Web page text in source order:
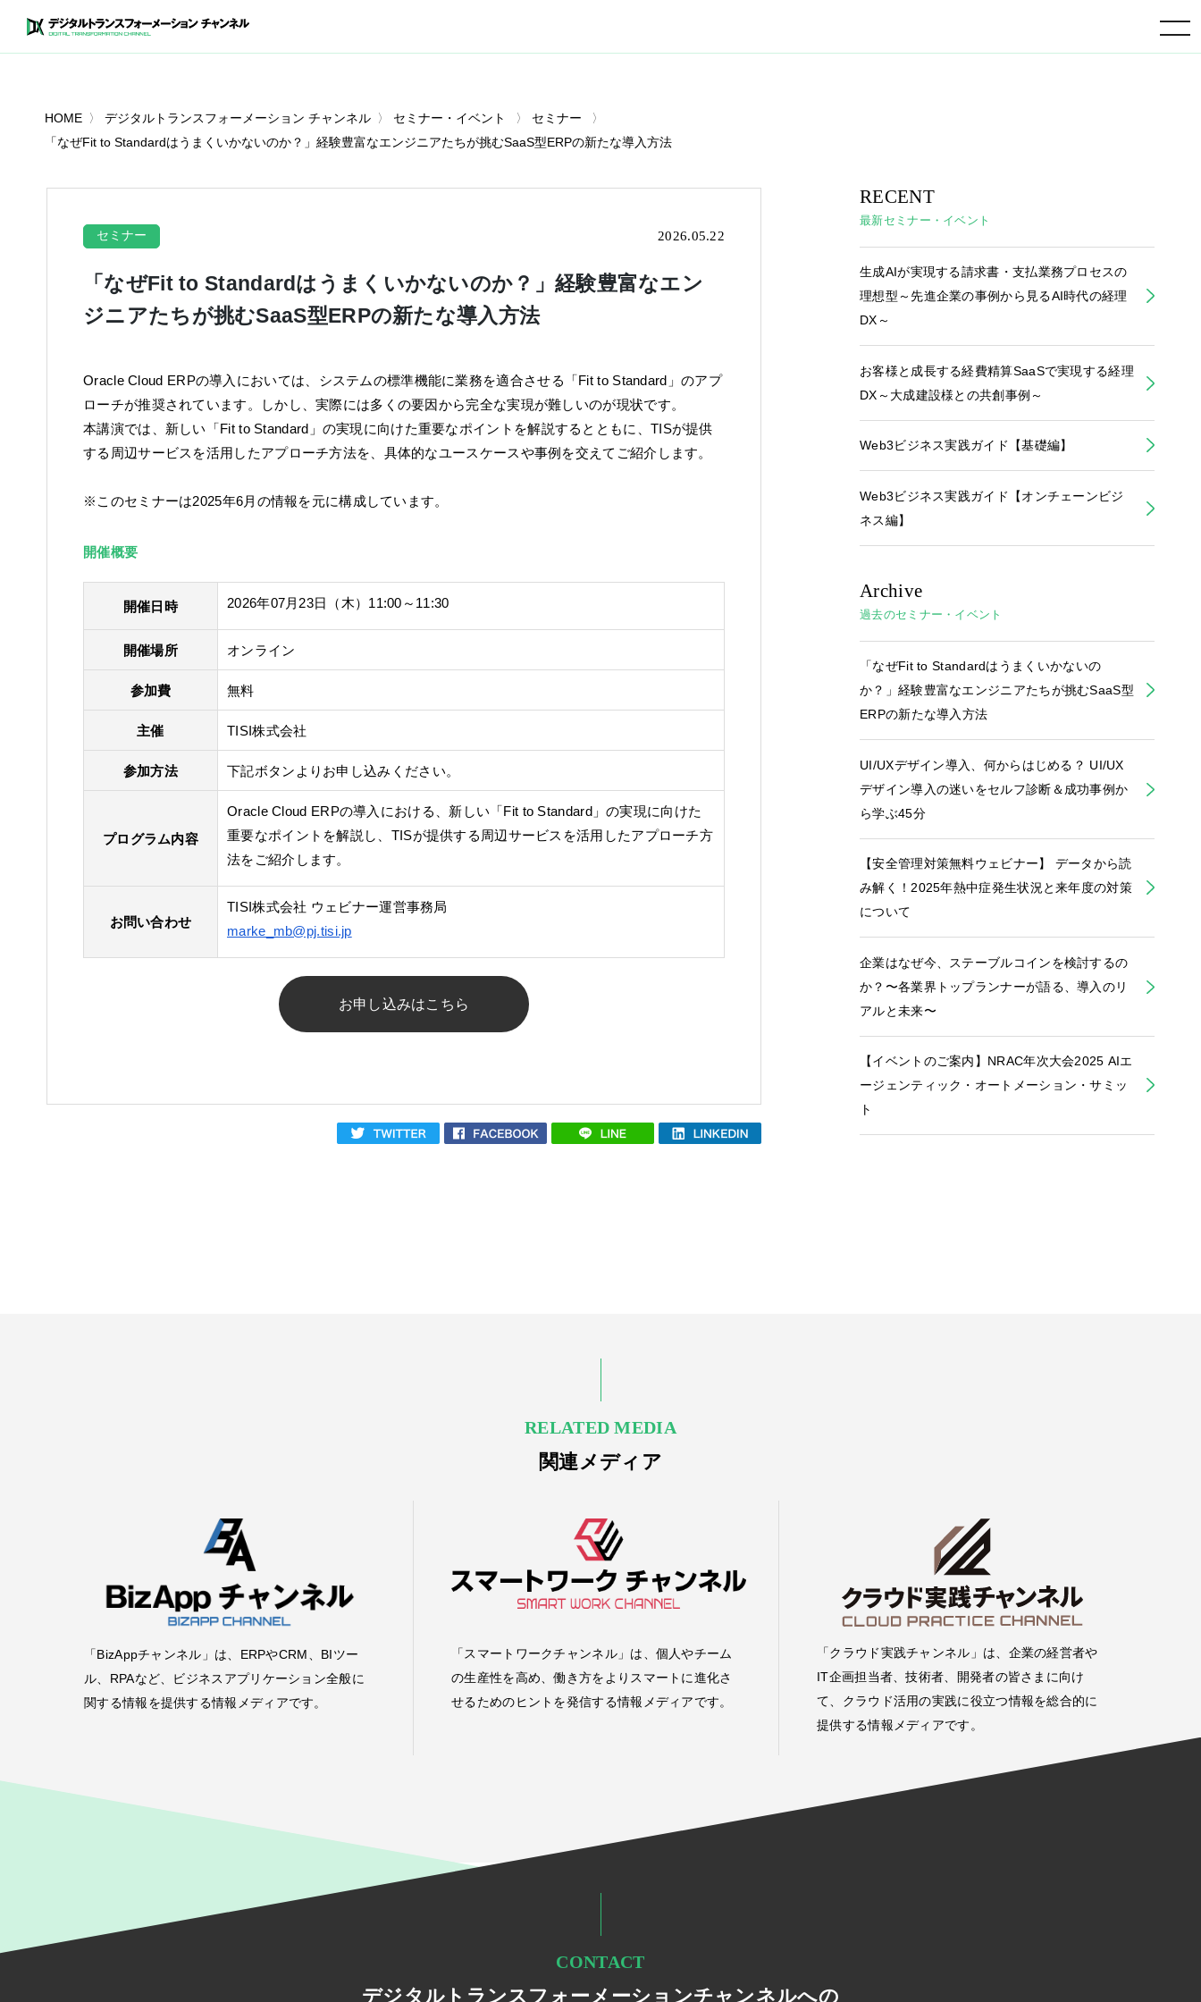
toggle navigation
HOME デジタルトランスフォーメーション チャンネル セミナー・イベント
セミナー
「なぜFit to Standardはうまくいかないのか？」経験豊富なエンジニアたちが挑むSaaS型ERPの新たな導入方法
セミナー 2026.05.22
「なぜFit to Standardはうまくいかないのか？」経験豊富なエン
ジニアたちが挑むSaaS型ERPの新たな導入方法
Oracle Cloud ERPの導入においては、システムの標準機能に業務を適合させる「Fit to Standard」のアプ
ローチが推奨されています。しかし、実際には多くの要因から完全な実現が難しいのが現状です。
本講演では、新しい「Fit to Standard」の実現に向けた重要なポイントを解説するとともに、TISが提供
する周辺サービスを活用したアプローチ方法を、具体的なユースケースや事例を交えてご紹介します。
※このセミナーは2025年6月の情報を元に構成しています。
開催概要
開催日時 2026年07月23日（木）11:00～11:30
開催場所 オンライン
参加費 無料
主催 TISI株式会社
参加方法 下記ボタンよりお申し込みください。
プログラム内容
Oracle Cloud ERPの導入における、新しい「Fit to Standard」の実現に向けた
重要なポイントを解説し、TISが提供する周辺サービスを活用したアプローチ方
法をご紹介します。
お問い合わせ
TISI株式会社 ウェビナー運営事務局
marke_mb@pj.tisi.jp
お申し込みはこちら
RECENT
最新セミナー・イベント
生成AIが実現する請求書・支払業務プロセスの
理想型～先進企業の事例から見るAI時代の経理
DX～
お客様と成長する経費精算SaaSで実現する経理
DX～大成建設様との共創事例～
Web3ビジネス実践ガイド【基礎編】
Web3ビジネス実践ガイド【オンチェーンビジ
ネス編】
Archive
過去のセミナー・イベント
「なぜFit to Standardはうまくいかないの
か？」経験豊富なエンジニアたちが挑むSaaS型
ERPの新たな導入方法
UI/UXデザイン導入、何からはじめる？ UI/UX
デザイン導入の迷いをセルフ診断＆成功事例か
ら学ぶ45分
【安全管理対策無料ウェビナー】 データから読
み解く！2025年熱中症発生状況と来年度の対策
について
企業はなぜ今、ステーブルコインを検討するの
か？〜各業界トップランナーが語る、導入のリ
アルと未来〜
【イベントのご案内】NRAC年次大会2025 AIエ
ージェンティック・オートメーション・サミッ
ト
RELATED MEDIA
関連メディア
「BizAppチャンネル」は、ERPやCRM、BIツー
ル、RPAなど、ビジネスアプリケーション全般に
関する情報を提供する情報メディアです。
「スマートワークチャンネル」は、個人やチーム
の生産性を高め、働き方をよりスマートに進化さ
せるためのヒントを発信する情報メディアです。
「クラウド実践チャンネル」は、企業の経営者や
IT企画担当者、技術者、開発者の皆さまに向け
て、クラウド活用の実践に役立つ情報を総合的に
提供する情報メディアです。
CONTACT
デジタルトランスフォーメーションチャンネルへの